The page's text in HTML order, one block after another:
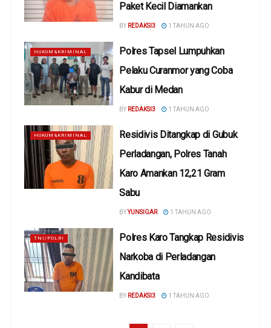
Paket Kecil Diamankan
BY REDAKSI3 1 TAHUN AGO
HUKUM&KRIMINAL
Polres Tapsel Lumpuhkan
Pelaku Curanmor yang Coba
Kabur di Medan
BY REDAKSI3 1 TAHUN AGO
HUKUM&KRIMINAL
Residivis Ditangkap di Gubuk
Perladangan, Polres Tanah
Karo Amankan 12,21 Gram
Sabu
BYYUNSIGAR 1 TAHUN AGO
TNI/POLRI
Polres Karo Tangkap Residivis
Narkoba di Perladangan
Kandibata
BY REDAKSI3 1 TAHUN AGO